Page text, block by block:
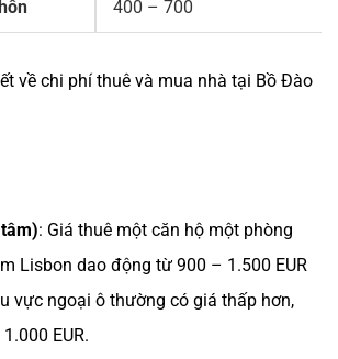
400 – 700
về chi phí thuê và mua nhà tại Bồ Đào
: Giá thuê một căn hộ một phòng
Lisbon dao động từ 900 – 1.500 EUR
vực ngoại ô thường có giá thấp hơn,
EUR.